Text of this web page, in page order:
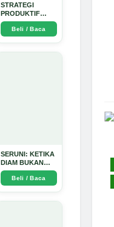
STRATEGI
PRODUKTIF
MENULIS
UPDATE - Arda
Dinata
Beli / Baca
SERUNI: KETIKA
DIAM BUKAN
LAGI PILIHAN -
Arda Dinata
Beli / Baca